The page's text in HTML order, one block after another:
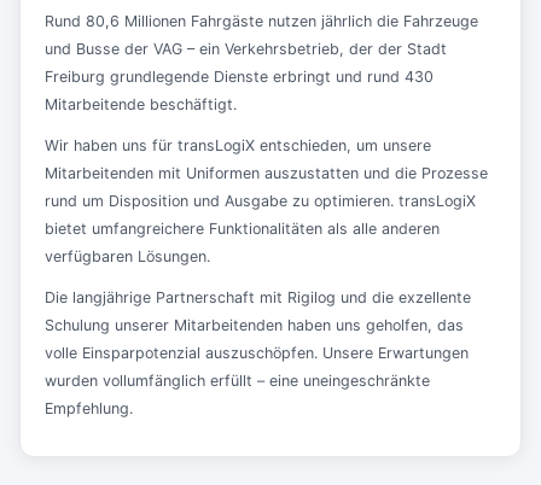
Rund 80,6 Millionen Fahrgäste nutzen jährlich die Fahrzeuge
und Busse der VAG – ein Verkehrsbetrieb, der der Stadt
Freiburg grundlegende Dienste erbringt und rund 430
Mitarbeitende beschäftigt.
Wir haben uns für transLogiX entschieden, um unsere
Mitarbeitenden mit Uniformen auszustatten und die Prozesse
rund um Disposition und Ausgabe zu optimieren. transLogiX
bietet umfangreichere Funktionalitäten als alle anderen
verfügbaren Lösungen.
Die langjährige Partnerschaft mit Rigilog und die exzellente
Schulung unserer Mitarbeitenden haben uns geholfen, das
volle Einsparpotenzial auszuschöpfen. Unsere Erwartungen
wurden vollumfänglich erfüllt – eine uneingeschränkte
Empfehlung.